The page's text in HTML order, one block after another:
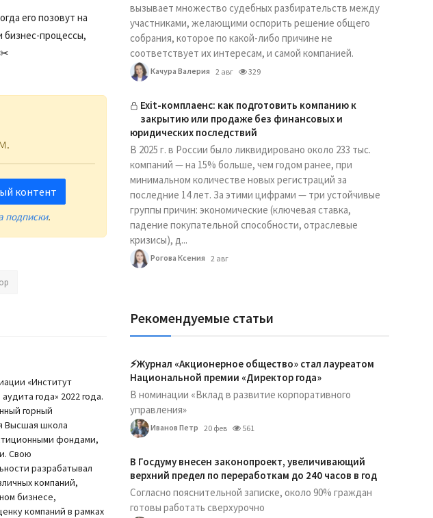
его позовут на
бизнес-процессы,
✂
контент
подписки.
«Институт
года» 2022 года.
горный
Высшая школа
фондами,
Свою
разрабатывал
компаний,
бизнесе,
компаний в рамках
вызывает множество судебных разбирательств между
участниками, желающими оспорить решение общего
собрания, которое по какой-либо причине не
соответствует их интересам, и самой компанией.
Качура Валерия 2 авг 329
Exit-комплаенс: как подготовить компанию к
закрытию или продаже без финансовых и
юридических последствий
В 2025 г. в России было ликвидировано около 233 тыс.
компаний — на 15% больше, чем годом ранее, при
минимальном количестве новых регистраций за
последние 14 лет. За этими цифрами — три устойчивые
группы причин: экономические (ключевая ставка,
падение покупательной способности, отраслевые
кризисы), д...
Рогова Ксения 2 авг
Рекомендуемые статьи
⚡️Журнал «Акционерное общество» стал лауреатом
Национальной премии «Директор года»
В номинации «Вклад в развитие корпоративного
управления»
Иванов Петр 20 фев 561
В Госдуму внесен законопроект, увеличивающий
верхний предел по переработкам до 240 часов в год
Согласно пояснительной записке, около 90% граждан
готовы работать сверхурочно